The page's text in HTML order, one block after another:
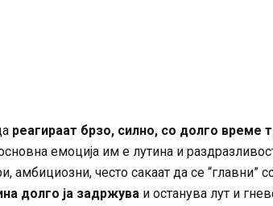
реагираат брзо, силно, со долго време
емоција им е лутина и
амбициозни, често сакаат да се “главни”
долго ја задржува и останува лут и